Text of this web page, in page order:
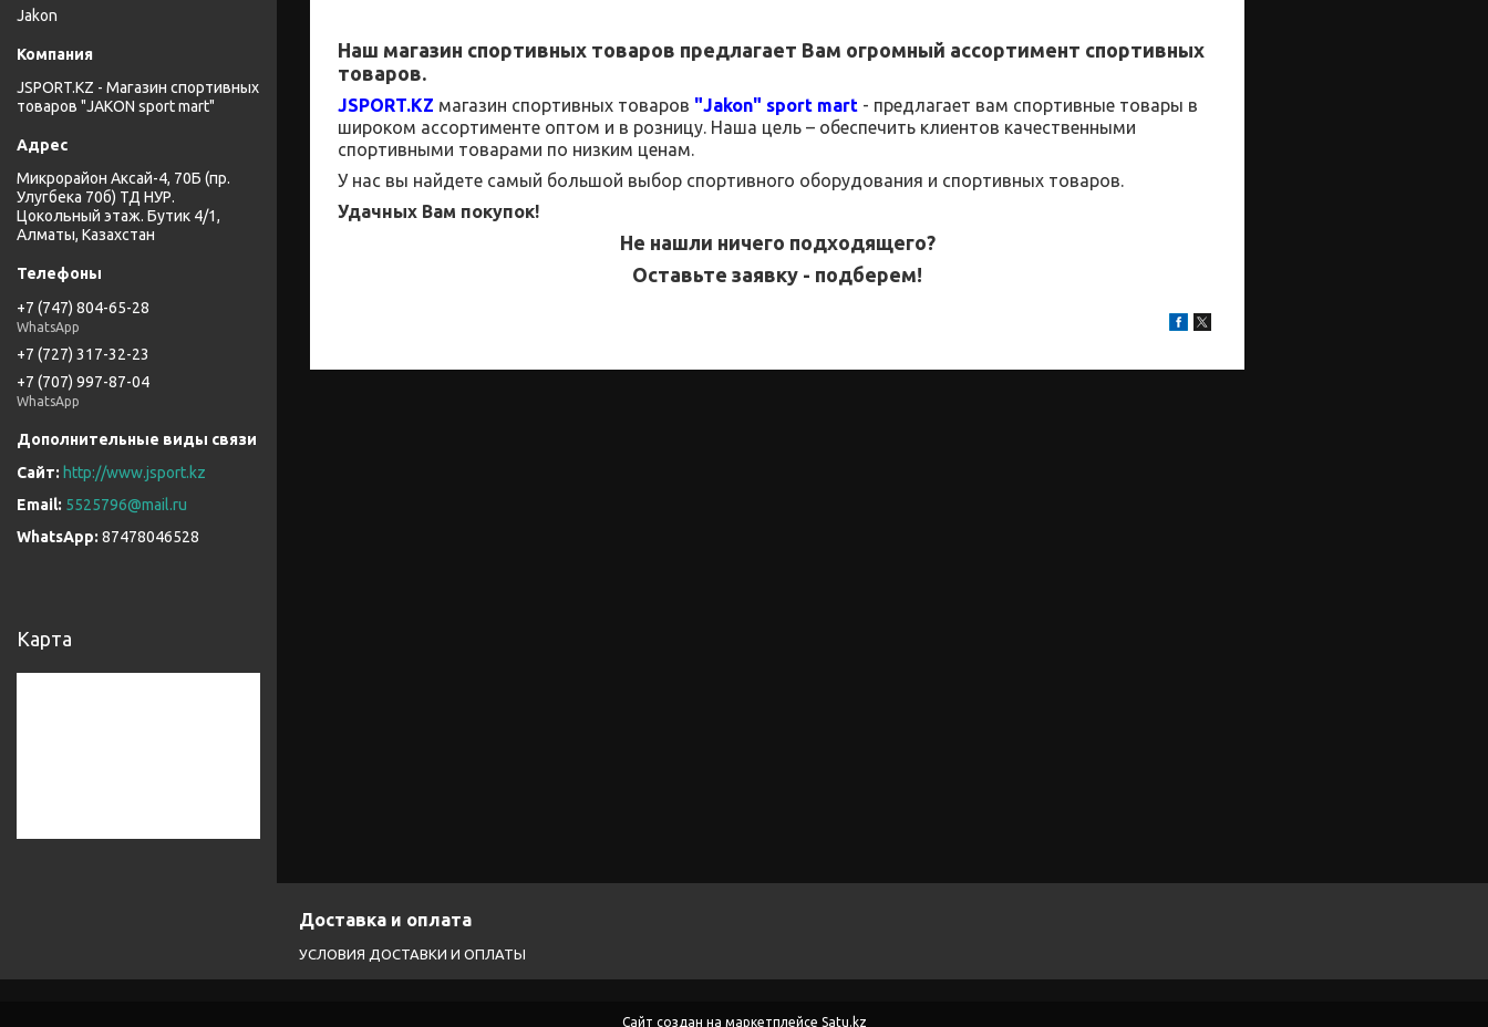
Наш магазин спортивных товаров предлагает Вам огромный ассортимент спортивных
товаров.
JSPORT.KZ магазин спортивных товаров "Jakon" sport mart - предлагает вам спортивные товары в
широком ассортименте оптом и в розницу. Наша цель – обеспечить клиентов качественными
спортивными товарами по низким ценам.
У нас вы найдете самый большой выбор спортивного оборудования и спортивных товаров.
Удачных Вам покупок!
Не нашли ничего подходящего?
Оставьте заявку - подберем!
Jakon
JSPORT.KZ - Магазин спортивных
товаров "JAKON sport mart"
Микрорайон Аксай-4, 70Б (пр.
Улугбека 70б) ТД НУР.
Цокольный этаж. Бутик 4/1,
Алматы, Казахстан
+7 (747) 804-65-28
WhatsApp
+7 (727) 317-32-23
+7 (707) 997-87-04
WhatsApp
http://www.jsport.kz
5525796@mail.ru
87478046528
Карта
Доставка и оплата
УСЛОВИЯ ДОСТАВКИ И ОПЛАТЫ
Сайт создан на маркетплейсе Satu.kz